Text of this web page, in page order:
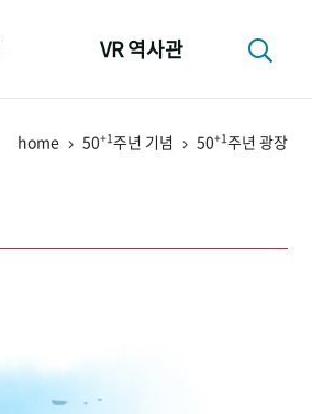
VR 역사관
home 50+1주년 기념 50+1주년 광장